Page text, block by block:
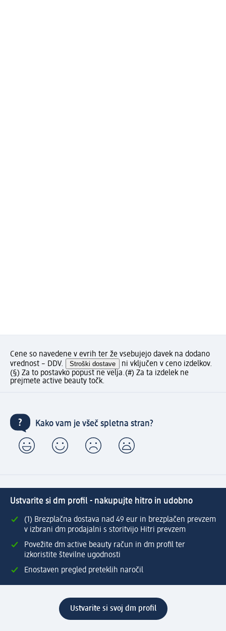
Cene so navedene v evrih ter že vsebujejo davek na dodano
vrednost – DDV.
Stroški dostave
ni vključen v ceno izdelkov.
(§) Za to postavko popust ne velja.(#) Za ta izdelek ne
prejmete active beauty točk.
Kako vam je všeč spletna stran?
Ustvarite si dm profil - nakupujte hitro in udobno
(1) Brezplačna dostava nad 49 eur in brezplačen prevzem
v izbrani dm prodajalni s storitvijo Hitri prevzem
Povežite dm active beauty račun in dm profil ter
izkoristite številne ugodnosti
Enostaven pregled preteklih naročil
Ustvarite si svoj dm profil